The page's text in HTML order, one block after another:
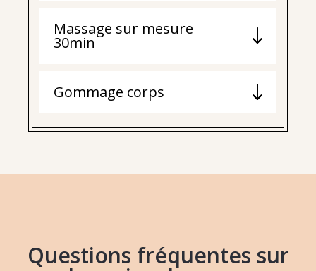
Massage sur mesure
30min
Gommage corps
Questions fréquentes sur